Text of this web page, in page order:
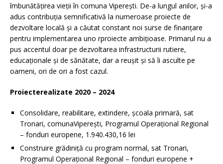
îmbunătățirea vieții în comuna Viperești. De-a lungul anilor, și-a
adus contribuția semnificativă la numeroase proiecte de
dezvoltare locală și a căutat constant noi surse de finanțare
pentru implementarea uno rproiecte ambițioase. Primarul nu a
pus accentul doar pe dezvoltarea infrastructurii rutiere,
educaționale și de sănătate, dar a reușit și să îi asculte pe
oameni, ori de ori a fost cazul.
Proiecterealizate 2020 – 2024
Consolidare, reabilitare, extindere, școala primară, sat
Tronari, comunaViperești, Programul Operațional Regional
– fonduri europene, 1.940.430,16 lei
Construire grădiniță cu program normal, sat Tronari,
Programul Operațional Regional – fonduri europene +